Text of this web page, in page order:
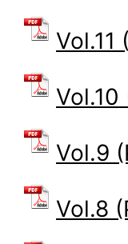
Vol.11
Vol.10
Vol.9
Vol.8